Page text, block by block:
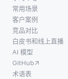
常用场景
客户案例
竞品对比
白皮书和线上直播
AI 模型
GitHub
术语表